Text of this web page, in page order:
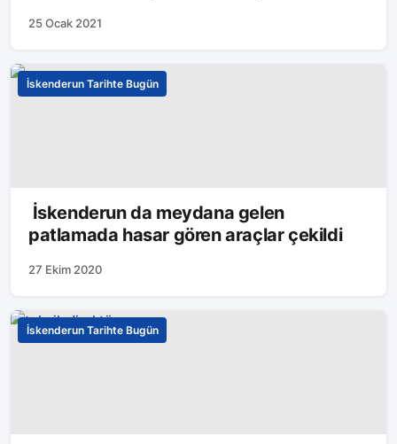
25 Ocak 2021
İskenderun Tarihte Bugün
İskenderun da meydana gelen
patlamada hasar gören araçlar çekildi
27 Ekim 2020
İskenderun Tarihte Bugün